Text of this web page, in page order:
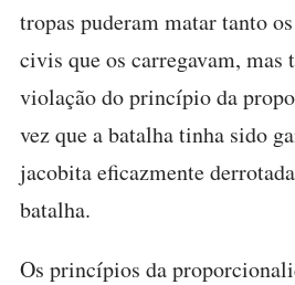
tropas puderam matar tanto
civis que os carregavam, mas
violação do princípio da
vez que a batalha tinha sido
jacobita eficazmente
batalha.
Os princípios da